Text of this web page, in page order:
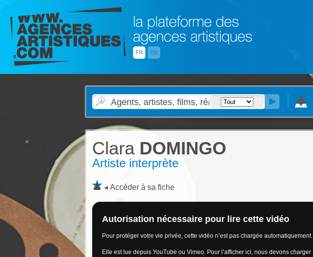
FR EN
Clara DOMINGO
Artiste interprète
Accéder à sa fiche
Autorisation nécessaire pour lire cette vidéo
Pour protéger votre vie privée, cette vidéo n’est pas chargée automatiquement.
Elle est lue depuis YouTube ou Vimeo. Pour l’afficher ici, nous devons charger